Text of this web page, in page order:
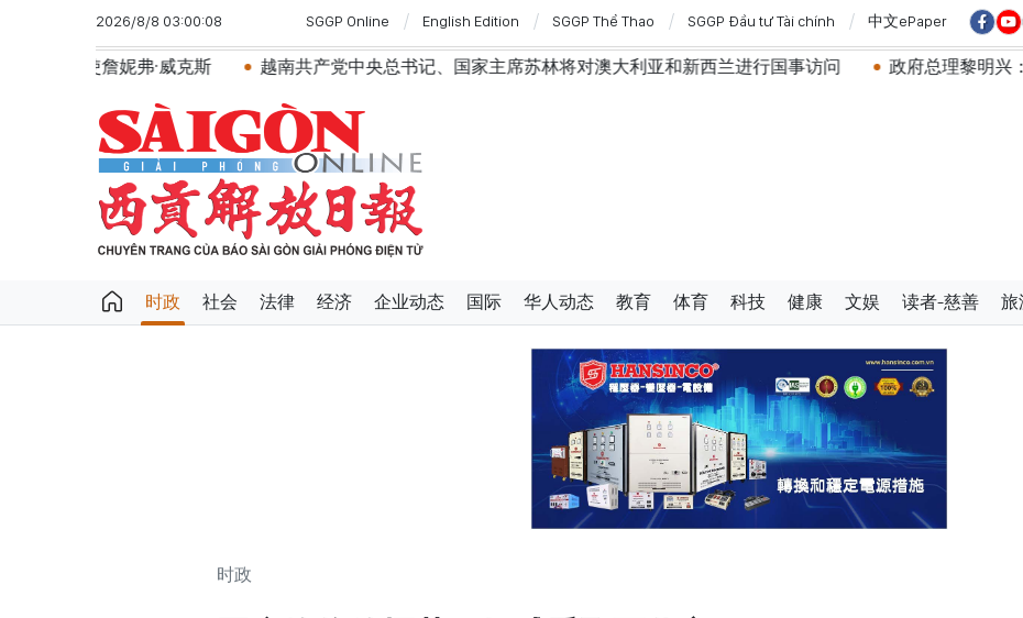
2026/8/8 03:00:08 SGGP Online English Edition SGGP Thể Thao SGGP Đầu tư Tài chính 中文ePaper
越南共产党中央总书记、国家主席苏林将对澳大利亚和新西兰进行国事访问 政府总理黎明兴：网络安全必
时政 社会 法律 经济 企业动态 国际 华人动态 教育 体育 科技 健康 文娱 读者-慈善 旅
时政